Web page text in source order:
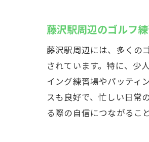
藤沢駅周辺のゴルフ
藤沢駅周辺には、多くの
されています。特に、少
イング練習場やパッティ
スも良好で、忙しい日常
る際の自信につながるこ